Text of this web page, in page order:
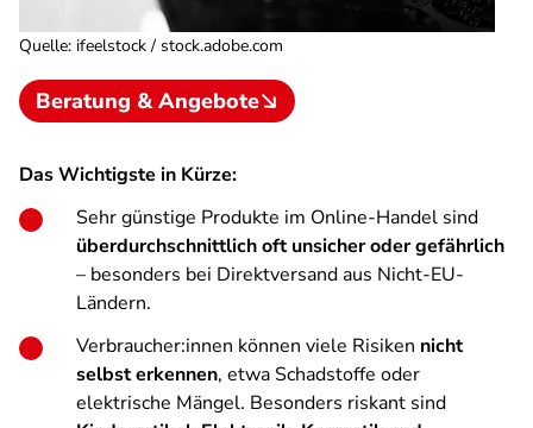
Quelle: ifeelstock / stock.adobe.com
Beratung & Angebote
Das Wichtigste in Kürze:
Sehr günstige Produkte im Online-Handel sind
überdurchschnittlich oft unsicher oder gefährlich
– besonders bei Direktversand aus Nicht-EU-
Ländern.
Verbraucher:innen können viele Risiken nicht
selbst erkennen, etwa Schadstoffe oder
elektrische Mängel. Besonders riskant sind